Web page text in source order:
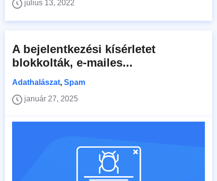
július 13, 2022
A bejelentkezési kísérletet
blokkolták, e-mailes...
Adathalászat, Spam
január 27, 2025